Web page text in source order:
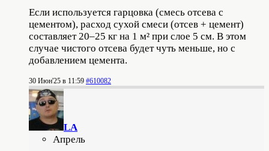
Если используется гарцовка (смесь отсева с
цементом), расход сухой смеси (отсев + цемент)
составляет 20–25 кг на 1 м² при слое 5 см. В этом
случае чистого отсева будет чуть меньше, но с
добавлением цемента.
30 Июн'25 в 11:59 #610082
LA
Апрель